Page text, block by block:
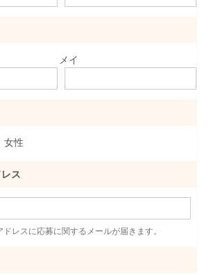
メイ
女性
ス
レスに応募に関するメールが届きます。